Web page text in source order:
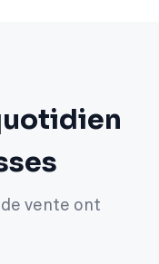
vente ont